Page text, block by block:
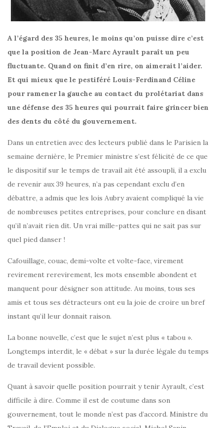
A l’égard des 35 heures, le moins qu’on puisse dire c’est
que la position de Jean-Marc Ayrault paraît un peu
fluctuante. Quand on finit d’en rire, on aimerait l’aider.
Et qui mieux que le pestiféré Louis-Ferdinand Céline
pour ramener la gauche au contact du prolétariat dans
une défense des 35 heures qui pourrait faire grincer bien
des dents du côté du gouvernement.
Dans un entretien avec des lecteurs publié dans le Parisien la
semaine dernière, le Premier ministre s’est félicité de ce que
le dispositif sur le temps de travail ait été assoupli, il a exclu
de revenir aux 39 heures, n’a pas cependant exclu d’en
débattre, a admis que les lois Aubry avaient compliqué la vie
de nombreuses petites entreprises, pour conclure en disant
qu’il n’avait rien dit. Un vrai mille-pattes qui ne sait pas sur
quel pied danser !
Cafouillage, couac, demi-volte et volte-face, virement
revirement rerevirement, les mots ensemble abondent et
manquent pour désigner son attitude. Au moins, tous ses
amis et tous ses détracteurs ont eu la joie de croire un bref
instant qu’il leur donnait raison.
La bonne nouvelle, c’est que le sujet n’est plus « tabou ».
Longtemps interdit, le « débat » sur la durée légale du temps
de travail devient possible.
Quant à savoir quelle position pourrait y tenir Ayrault, c’est
difficile à dire. Comme il est de coutume dans son
gouvernement, tout le monde n’est pas d’accord. Ministre du